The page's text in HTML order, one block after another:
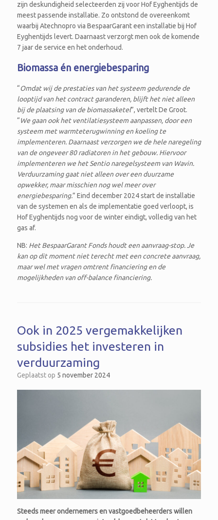
zijn deskundigheid selecteerden zij voor Hof Eyghentijds de
meest passende installatie. Zo ontstond de overeenkomt
waarbij Atechnopro via BespaarGarant een installatie bij Hof
Eyghentijds levert. Daarnaast verzorgt men ook de komende
7 jaar de service en het onderhoud.
Biomassa én energiebesparing
“Omdat wij de prestaties van het systeem gedurende de
looptijd van het contract garanderen, blijft het niet alleen
bij de plaatsing van de biomassaketel”, vertelt De Groot.
“We gaan ook het ventilatiesysteem aanpassen, door een
systeem met warmteterugwinning en koeling te
implementeren. Daarnaast verzorgen we de hele naregeling
van de ongeveer 80 radiatoren in het gebouw. Hiervoor
implementeren we het Sentio naregelsysteem van Wavin.
Verduurzaming gaat niet alleen over een duurzame
opwekker, maar misschien nog wel meer over
energiebesparing.” Eind december 2024 start de installatie
van de systemen en als de implementatie goed verloopt, is
Hof Eyghentijds nog voor de winter eindigt, volledig van het
gas af.
NB: Het BespaarGarant Fonds houdt een aanvraag-stop. Je
kan op dit moment niet terecht met een concrete aanvraag,
maar wel met vragen omtrent financiering en de
mogelijkheden van off-balance financiering.
Ook in 2025 vergemakkelijken
subsidies het investeren in
verduurzaming
Geplaatst op 5 november 2024
Steeds meer ondernemers en vastgoedbeheerders willen